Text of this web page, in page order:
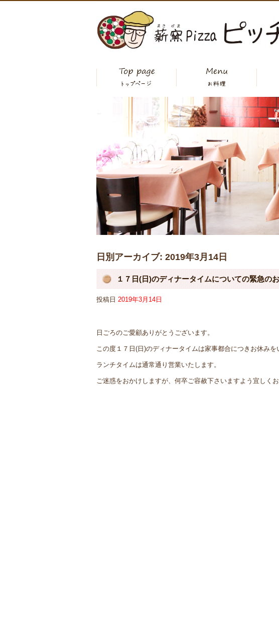
日別アーカイブ: 2019年3月14日
１７日(日)のディナータイムについての緊急の
投稿日 2019年3月14日
日ごろのご愛顧ありがとうございます。
この度１７日(日)のディナータイムは家事都合につきお休みを
ランチタイムは通常通り営業いたします。
ご迷惑をおかけしますが、何卒ご容赦下さいますよう宜しくお